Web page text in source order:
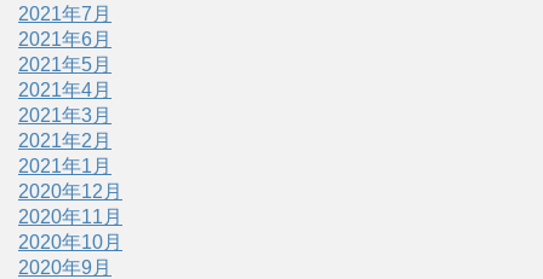
2021年7月
2021年6月
2021年5月
2021年4月
2021年3月
2021年2月
2021年1月
2020年12月
2020年11月
2020年10月
2020年9月